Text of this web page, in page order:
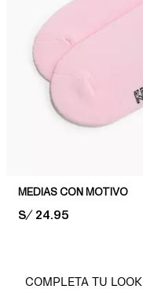
MEDIAS CON MOTIVO
PRICE:
S/ 24.95
COMPLETA TU LOOK